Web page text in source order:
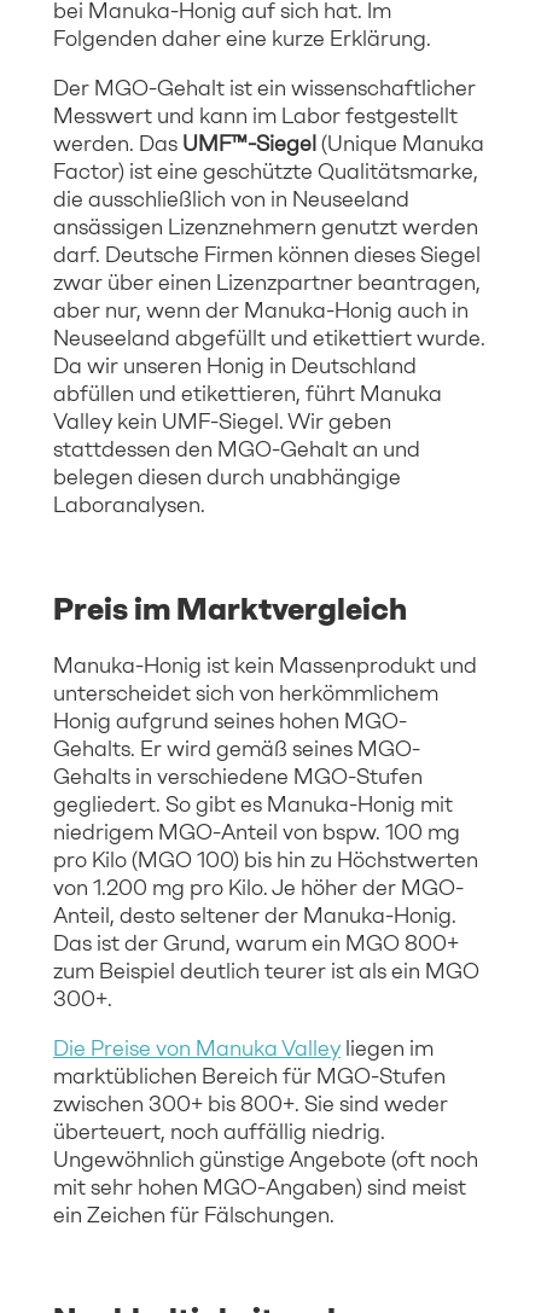
bei Manuka-Honig auf sich hat. Im
Folgenden daher eine kurze Erklärung.
Der MGO-Gehalt ist ein wissenschaftlicher
Messwert und kann im Labor festgestellt
werden. Das UMF™-Siegel(Unique Manuka
Factor) ist eine geschützte Qualitätsmarke,
die ausschließlich von in Neuseeland
ansässigen Lizenznehmern genutzt werden
darf. Deutsche Firmen können dieses Siegel
zwar über einen Lizenzpartner beantragen,
aber nur, wenn der Manuka-Honig auch in
Neuseeland abgefüllt und etikettiert wurde.
Da wir unseren Honig in Deutschland
abfüllen und etikettieren, führt Manuka
Valley kein UMF-Siegel. Wir geben
stattdessen den MGO-Gehalt an und
belegen diesen durch unabhängige
Laboranalysen.
Preis im Marktvergleich
Manuka-Honig ist kein Massenprodukt und
unterscheidet sich von herkömmlichem
Honig aufgrund seines hohen MGO-
Gehalts. Er wird gemäß seines MGO-
Gehalts in verschiedene MGO-Stufen
gegliedert. So gibt es Manuka-Honig mit
niedrigem MGO-Anteil von bspw. 100 mg
pro Kilo (MGO 100) bis hin zu Höchstwerten
von 1.200 mg pro Kilo. Je höher der MGO-
Anteil, desto seltener der Manuka-Honig.
Das ist der Grund, warum ein MGO 800+
zum Beispiel deutlich teurer ist als ein MGO
300+.
Die Preise von Manuka Valley liegen im
marktüblichen Bereich für MGO-Stufen
zwischen 300+ bis 800+. Sie sind weder
überteuert, noch auffällig niedrig.
Ungewöhnlich günstige Angebote (oft noch
mit sehr hohen MGO-Angaben) sind meist
ein Zeichen für Fälschungen.